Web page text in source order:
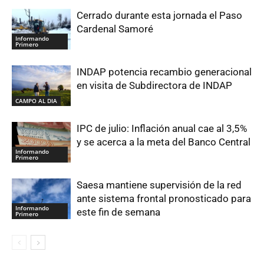
Informando
Primero
Cerrado durante esta jornada el Paso
Cardenal Samoré
CAMPO AL DIA
INDAP potencia recambio generacional
en visita de Subdirectora de INDAP
Informando
Primero
IPC de julio: Inflación anual cae al 3,5%
y se acerca a la meta del Banco Central
Informando
Primero
Saesa mantiene supervisión de la red
ante sistema frontal pronosticado para
este fin de semana